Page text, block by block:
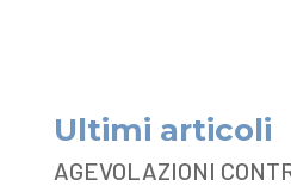
Ultimi articoli
AGEVOLAZIONI